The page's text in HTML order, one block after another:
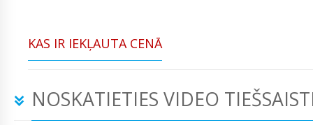
KAS IR IEKĻAUTA CENĀ
NOSKATIETIES VIDEO